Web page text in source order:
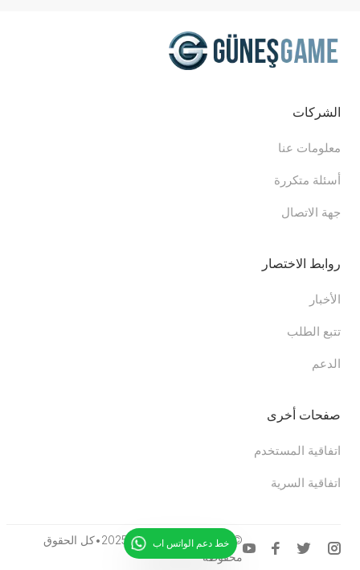
الشركات
معلومات عنا
أسئلة متكررة
جهة الاتصال
روابط الاختصار
الأخبار
تتبع الطلب
الدعم
صفحات أخرى
اتفاقية المستخدم
اتفاقية السرية
© 2025
Gunesgame.com
•كل الحقوق
محفوظة
خط دعم الواتس اب